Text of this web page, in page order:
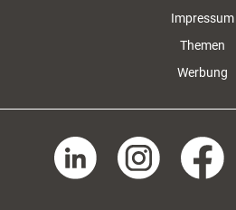
Impressum
Themen
Werbung